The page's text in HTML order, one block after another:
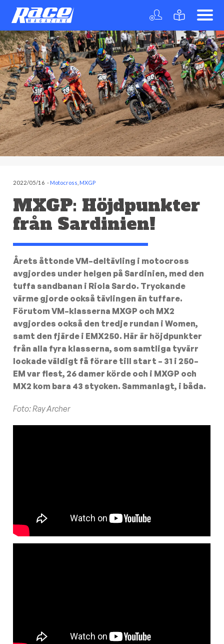
2022/05/16 -Motocross MXGP
MXGP: Höjdpunkter
från Sardinien!
Årets åttonde VM–deltävling i motocross
avgjordes under helgen på Sardinien, med den
tuffa sandbanan i Riola Sardo. Tryckande
värme gjorde också tävlingen än tuffare.
Förutom VM–klasserna MXGP och MX2
avgjordes också den tredje rundan i Women,
samt den fjärde i EMX250. Här är höjdpunkter
från alla fyra klasserna, som samtliga tyvärr
lockade väldigt få förare till start – 31 i 250–
EM var flest, 26 damer körde och i MXGP och
MX2 kom bara 43 stycken. Sammanlagt, i båda.
Foto: Ray Archer